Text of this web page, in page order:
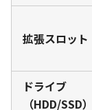
拡張スロット
ドライブ
（HDD/SSD）